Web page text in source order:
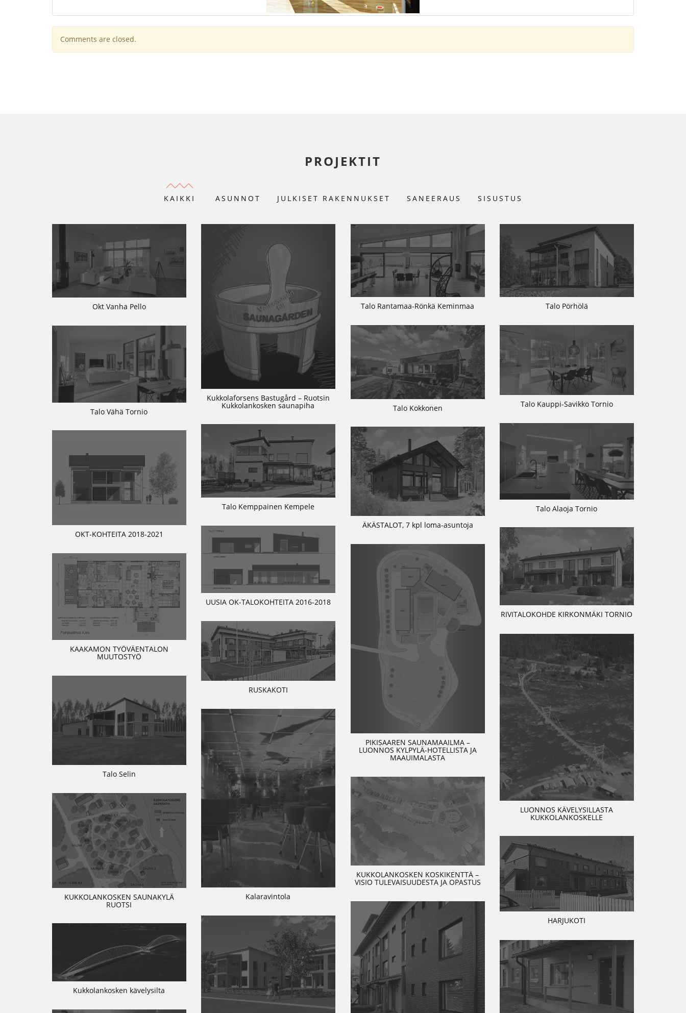
Comments are closed.
PROJEKTIT
KAIKKI ASUNNOT JULKISET RAKENNUKSET SANEERAUS SISUSTUS
Okt Vanha Pello
Kukkolaforsens Bastugård – Ruotsin
Kukkolankosken saunapiha
Talo Rantamaa-Rönkä Keminmaa Talo Pörhölä
Talo Kokkonen Talo Kauppi-Savikko Tornio
Talo Vähä Tornio
Talo Alaoja Tornio
Talo Kemppainen Kempele
ÄKÄSTALOT, 7 kpl loma-asuntoja
OKT-KOHTEITA 2018-2021
UUSIA OK-TALOKOHTEITA 2016-2018
RIVITALOKOHDE KIRKONMÄKI TORNIO
PIKISAAREN SAUNAMAAILMA –
LUONNOS KYLPYLÄ-HOTELLISTA JA
MAAUIMALASTA
KAAKAMON TYÖVÄENTALON
MUUTOSTYÖ
RUSKAKOTI
LUONNOS KÄVELYSILLASTA
KUKKOLANKOSKELLE
Talo Selin
Kalaravintola
KUKKOLANKOSKEN KOSKIKENTTÄ –
VISIO TULEVAISUUDESTA JA OPASTUS
KUKKOLANKOSKEN SAUNAKYLÄ
RUOTSI
HARJUKOTI
Kukkolankosken kävelysilta